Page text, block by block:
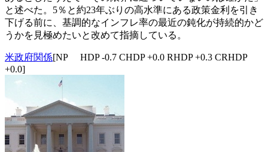
と述べた。5％と約23年ぶりの高水準にある政策金利を引き
下げる前に、基調的なインフレ率の最近の鈍化が持続的かど
うかを見極めたいと改めて指摘している。
米政府関係[NP HDP -0.7 CHDP +0.0 RHDP +0.3 CRHDP
+0.0]